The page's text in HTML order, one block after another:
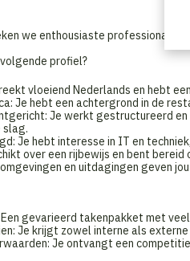
we enthousiaste professionals
profiel?
vloeiend Nederlands en hebt
Je hebt een achtergrond in de
Je werkt gestructureerd
slag.
Je hebt interesse in IT en
over een rijbewijs en bent
en uitdagingen geven
gevarieerd takenpakket met
Je krijgt zowel interne als
Je ontvangt een